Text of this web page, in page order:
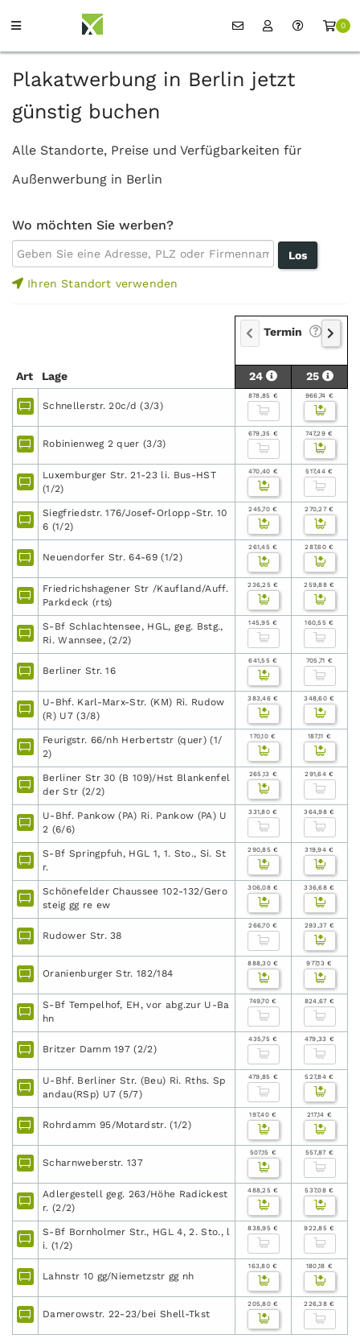
0
Plakatwerbung in Berlin jetzt
günstig buchen
Alle Standorte, Preise und Verfügbarkeiten für
Außenwerbung in Berlin
Wo möchten Sie werben?
Ihren Standort verwenden
Art Lage
Termin
24 25
Schnellerstr. 20c/d (3/3)
878,85 € 966,74 €
Robinienweg 2 quer (3/3)
679,35 € 747,29 €
Luxemburger Str. 21-23 li. Bus-HST
(1/2)
470,40 € 517,44 €
Siegfriedstr. 176/Josef-Orlopp-Str. 10
6 (1/2)
245,70 € 270,27 €
Neuendorfer Str. 64-69 (1/2)
261,45 € 287,60 €
Friedrichshagener Str /Kaufland/Auff.
Parkdeck (rts)
236,25 € 259,88 €
S-Bf Schlachtensee, HGL, geg. Bstg.,
Ri. Wannsee, (2/2)
145,95 € 160,55 €
Berliner Str. 16
641,55 € 705,71 €
U-Bhf. Karl-Marx-Str. (KM) Ri. Rudow
(R) U7 (3/8)
383,46 € 348,60 €
Feurigstr. 66/nh Herbertstr (quer) (1/
2)
170,10 € 187,11 €
Berliner Str 30 (B 109)/Hst Blankenfel
der Str (2/2)
265,13 € 291,64 €
U-Bhf. Pankow (PA) Ri. Pankow (PA) U
2 (6/6)
331,80 € 364,98 €
S-Bf Springpfuh, HGL 1, 1. Sto., Si. St
r.
290,85 € 319,94 €
Schönefelder Chaussee 102-132/Gero
steig gg re ew
306,08 € 336,68 €
Rudower Str. 38
266,70 € 293,37 €
Oranienburger Str. 182/184
888,30 € 977,13 €
S-Bf Tempelhof, EH, vor abg.zur U-Ba
hn
749,70 € 824,67 €
Britzer Damm 197 (2/2)
435,75 € 479,33 €
U-Bhf. Berliner Str. (Beu) Ri. Rths. Sp
andau(RSp) U7 (5/7)
479,85 € 527,84 €
Rohrdamm 95/Motardstr. (1/2)
197,40 € 217,14 €
Scharnweberstr. 137
507,15 € 557,87 €
Adlergestell geg. 263/Höhe Radickest
r. (2/2)
488,25 € 537,08 €
S-Bf Bornholmer Str., HGL 4, 2. Sto., l
i. (1/2)
838,95 € 922,85 €
Lahnstr 10 gg/Niemetzstr gg nh
163,80 € 180,18 €
Damerowstr. 22-23/bei Shell-Tkst
205,80 € 226,38 €